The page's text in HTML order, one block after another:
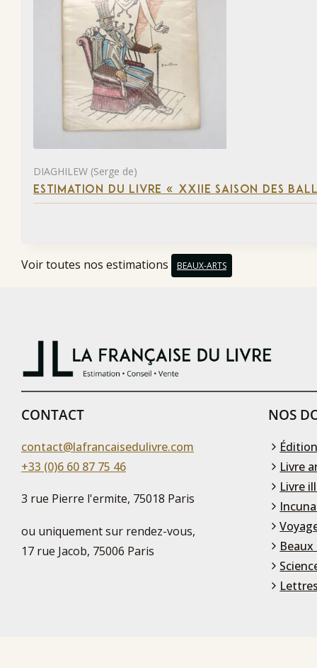
DIAGHILEW (Serge de)
ESTIMATION DU LIVRE « XXIIE SAISON DES
Voir toutes nos estimations BEAUX-ARTS
CONTACT
contact@lafrancaisedulivre.com
+33 (0)6 60 87 75 46
3 rue Pierre l'ermite, 75018 Paris
ou uniquement sur rendez-vous,
17 rue Jacob, 75006 Paris
NOS
Livre
Livre